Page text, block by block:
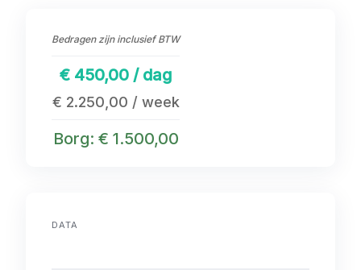
Bedragen zijn inclusief BTW
€ 450,00 / dag
€ 2.250,00 / week
Borg: € 1.500,00
DATA